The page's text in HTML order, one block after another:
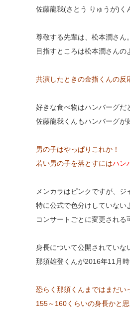
佐藤龍我(さとう りゅうが)く
尊敬する先輩は、松本潤さん。
目指すところは松本潤さんの
共演したときの金指くんの反
好きな食べ物はハンバーグだ
佐藤龍我くんもハンバーグが
男の子はやっぱりこれか！
若い男の子を落とすにはハン
メンカラはピンクですが、ジ
特に公式で色分けしていない
コンサートごとに変更される
身長について公開されていな
那須雄登くんが2016年11月時
恐らく那須くんまではまだい
155～160くらいの身長かと思